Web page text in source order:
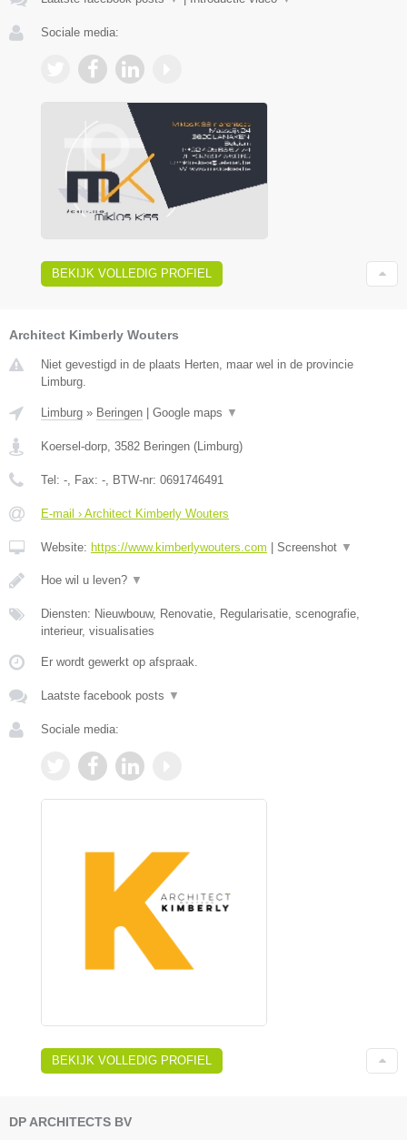
Sociale media:
BEKIJK VOLLEDIG PROFIEL
Architect Kimberly Wouters
Niet gevestigd in de plaats Herten, maar wel in de provincie
Limburg.
Limburg » Beringen Google maps ▼
Koersel-dorp, 3582 Beringen (Limburg)
Tel: -, Fax: -, BTW-nr: 0691746491
E-mail › Architect Kimberly Wouters
Website: https://www.kimberlywouters.com Screenshot ▼
Hoe wil u leven? ▼
Diensten: Nieuwbouw, Renovatie, Regularisatie, scenografie,
interieur, visualisaties
Er wordt gewerkt op afspraak.
Laatste facebook posts ▼
Sociale media:
BEKIJK VOLLEDIG PROFIEL
DP ARCHITECTS BV